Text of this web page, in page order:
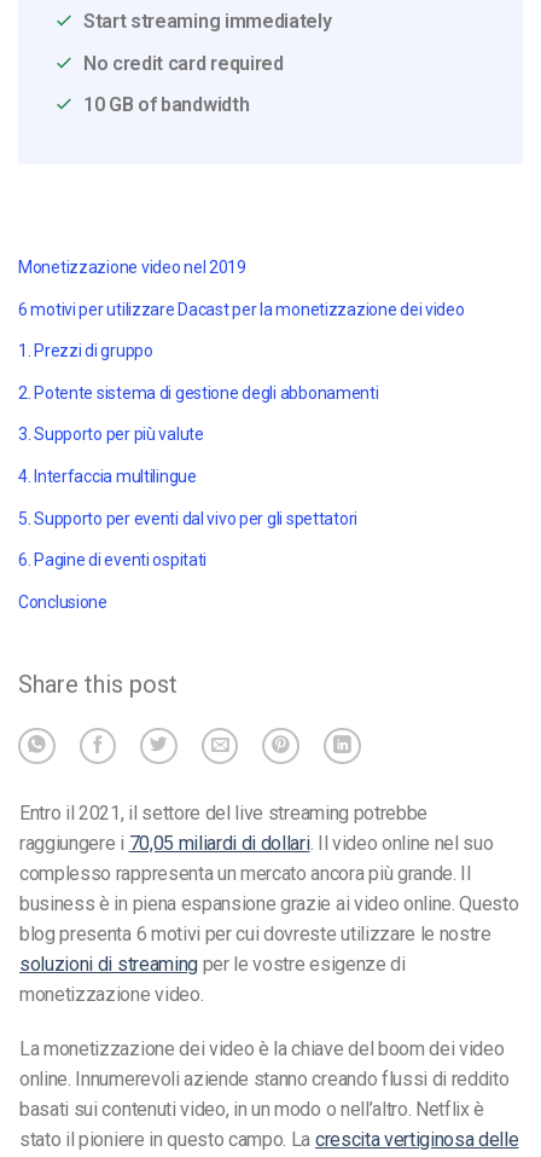
Start streaming immediately
No credit card required
10 GB of bandwidth
Monetizzazione video nel 2019
6 motivi per utilizzare Dacast per la monetizzazione dei video
1. Prezzi di gruppo
2. Potente sistema di gestione degli abbonamenti
3. Supporto per più valute
4. Interfaccia multilingue
5. Supporto per eventi dal vivo per gli spettatori
6. Pagine di eventi ospitati
Conclusione
Share this post
Entro il 2021, il settore del live streaming potrebbe
raggiungere i 70,05 miliardi di dollari. Il video online nel suo
complesso rappresenta un mercato ancora più grande. Il
business è in piena espansione grazie ai video online. Questo
blog presenta 6 motivi per cui dovreste utilizzare le nostre
soluzioni di streamingper le vostre esigenze di
monetizzazione video.
La monetizzazione dei video è la chiave del boom dei video
online. Innumerevoli aziende stanno creando flussi di reddito
basati sui contenuti video, in un modo o nell’altro. Netflix è
stato il pioniere in questo campo. La crescita vertiginosa delle